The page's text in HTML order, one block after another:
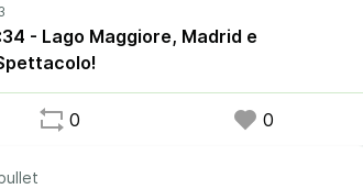
- Lago Maggiore, Madrid e
0 0